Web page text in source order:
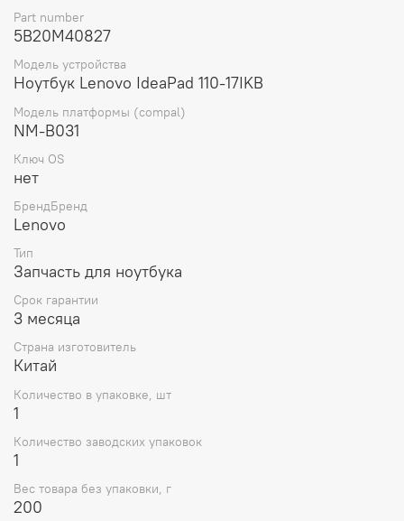
Выбирая материнскую плату для ноутбука Lenovo
ideapad 110-17IKB I5-7200U UMA 4G W/RTC NOK
проверенного производителя, которая обеспечит
стабильную работу вашего устройства и продлит его
срок службы.
Part number
5B20M40827
Модель устройства
Ноутбук Lenovo IdeaPad 110-17IKB
Модель платформы (compal)
NM-B031
Ключ OS
нет
БрендБренд
Lenovo
Тип
Запчасть для ноутбука
Срок гарантии
3 месяца
Страна изготовитель
Китай
Количество в упаковке, шт
1
Количество заводских упаковок
1
Вес товара без упаковки, г
200